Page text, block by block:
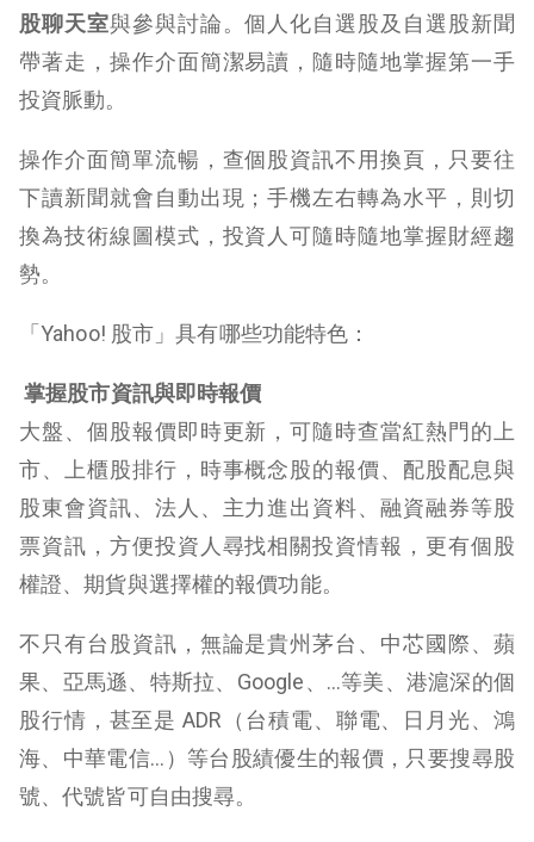
股聊天室與參與討論。個人化自選股及自選股新聞
帶著走，操作介面簡潔易讀，隨時隨地掌握第一手
投資脈動。
操作介面簡單流暢，查個股資訊不用換頁，只要往
下讀新聞就會自動出現；手機左右轉為水平，則切
換為技術線圖模式，投資人可隨時隨地掌握財經趨
勢。
「Yahoo! 股市」具有哪些功能特色：
掌握股市資訊與即時報價
大盤、個股報價即時更新，可隨時查當紅熱門的上
市、上櫃股排行，時事概念股的報價、配股配息與
股東會資訊、法人、主力進出資料、融資融券等股
票資訊，方便投資人尋找相關投資情報，更有個股
權證、期貨與選擇權的報價功能。
不只有台股資訊，無論是貴州茅台、中芯國際、蘋
果、亞馬遜、特斯拉、Google、…等美、港滬深的個
股行情，甚至是 ADR（台積電、聯電、日月光、鴻
海、中華電信…）等台股績優生的報價，只要搜尋股
號、代號皆可自由搜尋。